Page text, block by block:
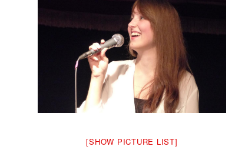
[SHOW PICTURE LIST]